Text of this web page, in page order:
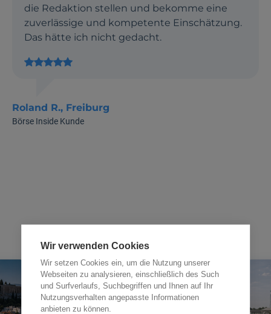
die Redaktion stellen und bekomme eine
zuverlässige und kompetente Einschätzung.
Das hätte ich nicht gedacht.
Roland R., Freiburg
Börse Inside Kunde
Wir verwenden Cookies
Wir setzen Cookies ein, um die Nutzung unserer
Webseiten zu analysieren, einschließlich des Such
und Surfverlaufs, Suchbegriffen und Ihnen auf Ihr
Nutzungsverhalten angepasste Informationen
anbieten zu können.